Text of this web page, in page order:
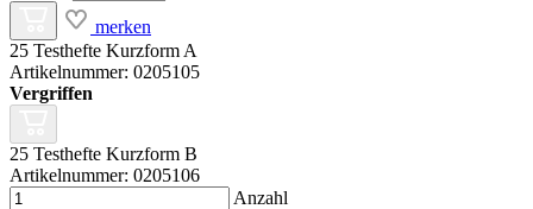
merken
25 Testhefte Kurzform A
Artikelnummer: 0205105
Vergriffen
25 Testhefte Kurzform B
Artikelnummer: 0205106
Anzahl